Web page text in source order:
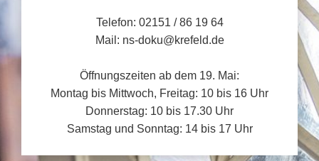
Telefon: 02151 / 86 19 64
Mail: ns-doku@krefeld.de
Öffnungszeiten ab dem 19. Mai:
Montag bis Mittwoch, Freitag: 10 bis 16 Uhr
Donnerstag: 10 bis 17.30 Uhr
Samstag und Sonntag: 14 bis 17 Uhr